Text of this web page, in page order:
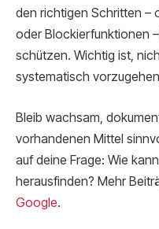
den richtigen Schritten –
oder Blockierfunktionen
schützen. Wichtig ist,
systematisch
Bleib wachsam,
vorhandenen Mittel
auf deine Frage: Wie
herausfinden? Mehr
Google.